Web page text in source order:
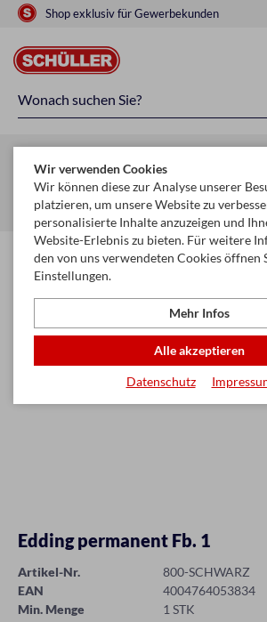
Shop exklusiv für Gewerbekunden
Startseite Schule & Büro
Schreiben,
Permanent Marker
Edding permanent Fb. 1
Artikel-Nr.
800-SCHWARZ
EAN
4004764053834
Min. Menge
1 STK
Wir verwenden Cookies
Wir können diese zur Analyse unserer
platzieren, um unsere Website zu
personalisierte Inhalte anzuzeigen und
Website-Erlebnis zu bieten. Für weitere
den von uns verwendeten Cookies öffnen
Einstellungen.
Mehr Infos
Alle akzeptieren
Datenschutz